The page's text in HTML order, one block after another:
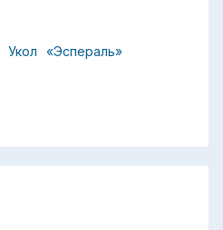
Укол «Эспераль»